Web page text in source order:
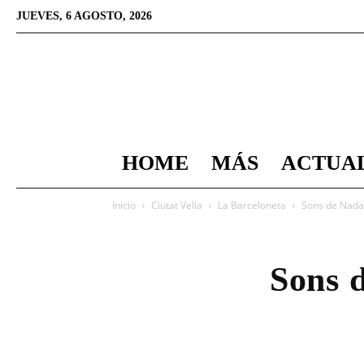
JUEVES, 6 AGOSTO, 2026
HOME MÁS
Inicio Ciutat Vella La Barceloneta Sons de
Sons